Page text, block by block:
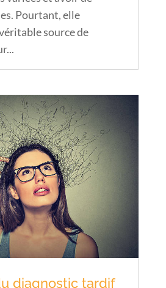
Pourtant, elle
source de
diagnostic tardif